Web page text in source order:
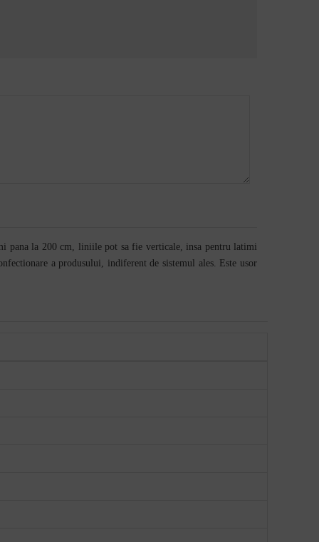
pana la 200 cm, liniile pot sa fie verticale, insa pentru latimi
a produsului, indiferent de sistemul ales. Este usor